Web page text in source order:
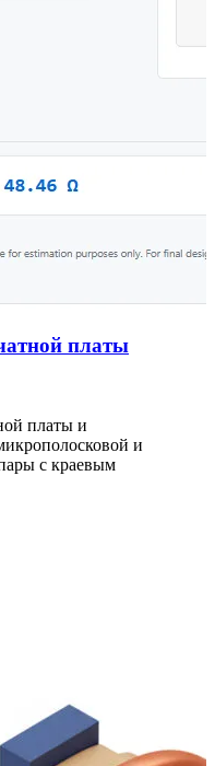
платы
платы и
и
с краевым